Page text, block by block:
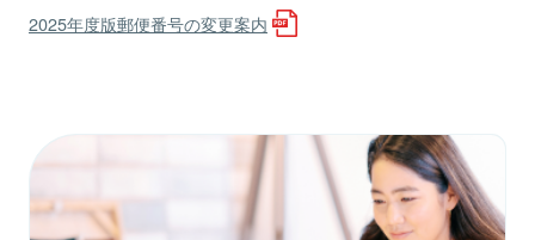
2025年度版郵便番号の変更案内